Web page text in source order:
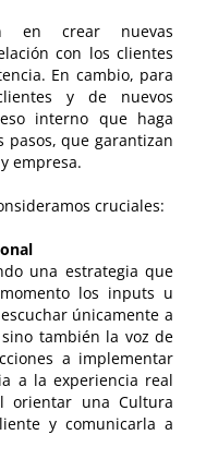
en crear nuevas
con los clientes
En cambio, para
y de nuevos
interno que haga
pasos, que garantizan
empresa.
cruciales:
una estrategia que
los inputs u
únicamente a
también la voz de
a implementar
a la experiencia real
orientar una Cultura
y comunicarla a